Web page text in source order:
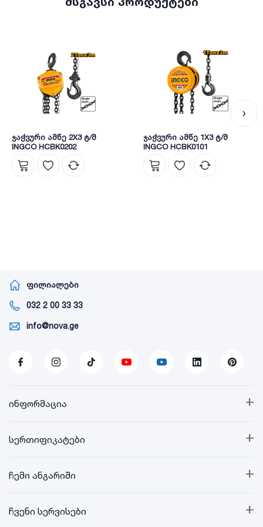
არის სამშენებლომეგაცენტრინოვა.
ჯაჭვური ამწე 2X3 ტ/მ
INGCO HCBK0202
ჯაჭვური ამწე 1X3 ტ/მ
INGCO HCBK0101
ფილიალები
032 2 00 33 33
info@nova.ge
+
ინფორმაცია
+
სერთიფიკატები
+
ჩემი ანგარიში
+
ჩვენი სერვისები